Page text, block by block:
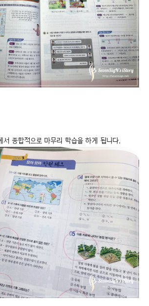
서 종합적으로 마무리 학습을 하게 됩니다.